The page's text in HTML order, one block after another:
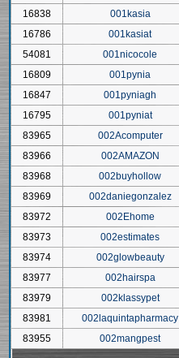
16838
001kasia
16786
001kasiat
54081
001nicocole
16809
001pynia
16847
001pyniagh
16795
001pyniat
83965
002Acomputer
83966
002AMAZON
83968
002buyhollow
83969
002daniegonzalez
83972
002Ehome
83973
002estimates
83974
002glowbeauty
83977
002hairspa
83979
002klassypet
83981
002laquintapharmacy
83955
002mangpest